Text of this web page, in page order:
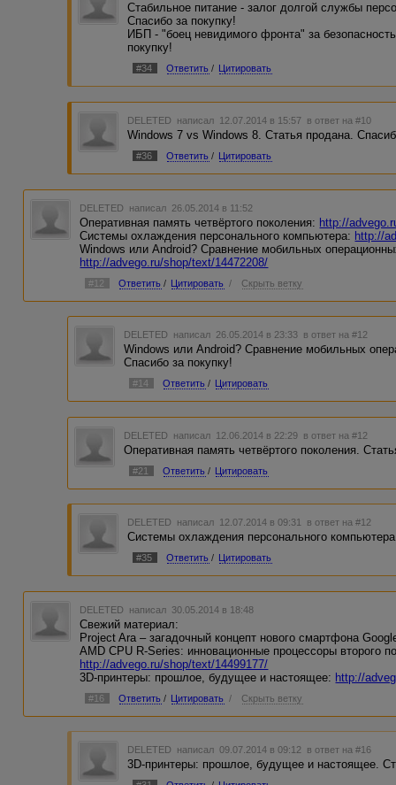
Стабильное питание - залог долгой службы
Спасибо за покупку!
ИБП - "боец невидимого фронта" за
покупку!
#34 Ответить / Цитировать
DELETED написал 12.07.2014 в 15:57 в ответ на #10
Windows 7 vs Windows 8. Статья продана.
#36 Ответить / Цитировать
DELETED написал 26.05.2014 в 11:52
Оперативная память четвёртого поколения: http://
Системы охлаждения персонального компьютера: http://
Windows или Android? Сравнение мобильных
http://advego.ru/shop/text/14472208/
#12 Ответить / Цитировать / Скрыть ветку
DELETED написал 26.05.2014 в 23:33 в ответ на #12
Windows или Android? Сравнение мобильных
Спасибо за покупку!
#14 Ответить / Цитировать
DELETED написал 12.06.2014 в 22:29 в ответ на #12
Оперативная память четвёртого поколения.
#21 Ответить / Цитировать
DELETED написал 12.07.2014 в 09:31 в ответ на #12
Системы охлаждения персонального
#35 Ответить / Цитировать
DELETED написал 30.05.2014 в 18:48
Свежий материал:
Project Ara – загадочный концепт нового смартфона
AMD CPU R-Series: инновационные процессоры второго
http://advego.ru/shop/text/14499177/
3D-принтеры: прошлое, будущее и настоящее: http://
#16 Ответить / Цитировать / Скрыть ветку
DELETED написал 09.07.2014 в 09:12 в ответ на #16
3D-принтеры: прошлое, будущее и настоящее.